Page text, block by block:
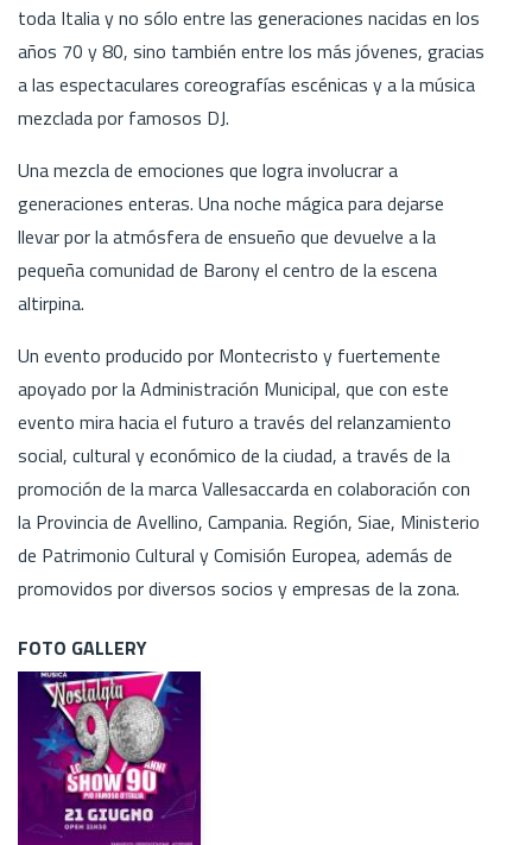
toda Italia y no sólo entre las generaciones nacidas en los
años 70 y 80, sino también entre los más jóvenes, gracias
a las espectaculares coreografías escénicas y a la música
mezclada por famosos DJ.
Una mezcla de emociones que logra involucrar a
generaciones enteras. Una noche mágica para dejarse
llevar por la atmósfera de ensueño que devuelve a la
pequeña comunidad de Barony el centro de la escena
altirpina.
Un evento producido por Montecristo y fuertemente
apoyado por la Administración Municipal, que con este
evento mira hacia el futuro a través del relanzamiento
social, cultural y económico de la ciudad, a través de la
promoción de la marca Vallesaccarda en colaboración con
la Provincia de Avellino, Campania. Región, Siae, Ministerio
de Patrimonio Cultural y Comisión Europea, además de
promovidos por diversos socios y empresas de la zona.
FOTO GALLERY